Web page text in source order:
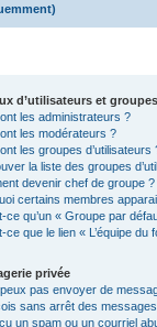
d’utilisateurs et groupes
les administrateurs ?
les modérateurs ?
les groupes d’utilisateurs
la liste des groupes
devenir chef de groupe ?
certains membres
ce qu’un « Groupe par
ce que le lien « L’équipe du
privée
pas envoyer de
sans arrêt des
un spam ou un courriel